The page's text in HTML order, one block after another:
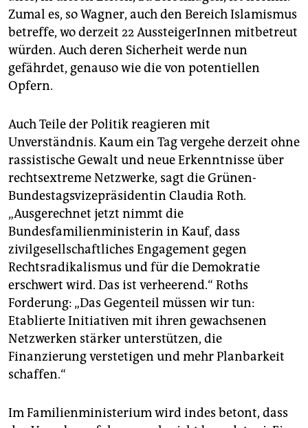
Zumal es, so Wagner, auch den Bereich Islamismus
betreffe, wo derzeit 22 AussteigerInnen mitbetreut
würden. Auch deren Sicherheit werde nun
gefährdet, genauso wie die von potentiellen
Opfern.
Auch Teile der Politik reagieren mit
Unverständnis. Kaum ein Tag vergehe derzeit ohne
rassistische Gewalt und neue Erkenntnisse über
rechtsextreme Netzwerke, sagt die Grünen-
Bundestagsvizepräsidentin Claudia Roth.
„Ausgerechnet jetzt nimmt die
Bundesfamilienministerin in Kauf, dass
zivilgesellschaftliches Engagement gegen
Rechtsradikalismus und für die Demokratie
erschwert wird. Das ist verheerend.“ Roths
Forderung: „Das Gegenteil müssen wir tun:
Etablierte Initiativen mit ihren gewachsenen
Netzwerken stärker unterstützen, die
Finanzierung verstetigen und mehr Planbarkeit
schaffen.“
Im Familienministerium wird indes betont, dass